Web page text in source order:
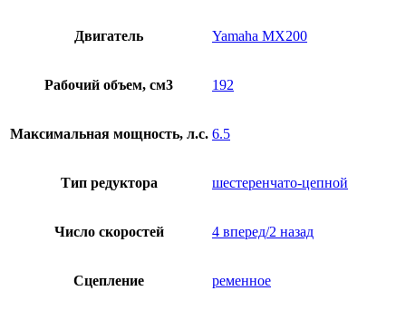
Двигатель Yamaha MX200
Рабочий объем, см3 192
Максимальная мощность, л.с. 6.5
Тип редуктора шестеренчато-цепной
Число скоростей 4 вперед/2 назад
Сцепление ременное